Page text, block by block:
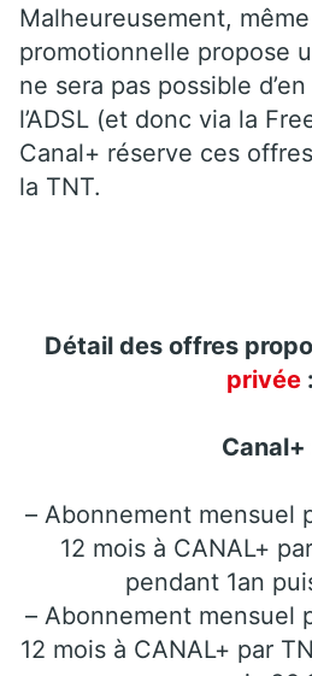
Malheureusement,
promotionnelle propose
ne sera pas possible
l’ADSL (et donc via la
Canal+ réserve ces
la TNT.
Détail des offres
privée:
Canal+
– Abonnement mensuel
12 mois à CANAL+
pendant 1an
– Abonnement mensuel
12 mois à CANAL+ par